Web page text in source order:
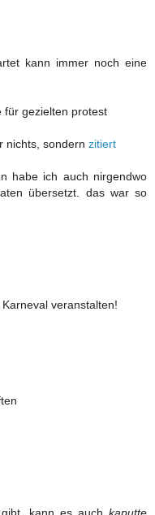
kann immer noch eine
für gezielten protest
nichts, sondern zitiert
habe ich auch nirgendwo
übersetzt. das war so
veranstalten!